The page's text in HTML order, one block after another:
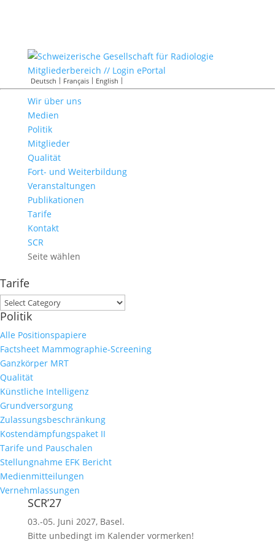
Mitgliederbereich // Login ePortal
Deutsch Français English
Wir über uns
Medien
Politik
Mitglieder
Qualität
Fort- und Weiterbildung
Veranstaltungen
Publikationen
Tarife
Kontakt
SCR
Seite wählen
Tarife
Tarife
Politik
Alle Positionspapiere
Factsheet Mammographie-Screening
Ganzkörper MRT
Qualität
Künstliche Intelligenz
Grundversorgung
Zulassungsbeschränkung
Kostendämpfungspaket II
Tarife und Pauschalen
Stellungnahme EFK Bericht
Medienmitteilungen
Vernehmlassungen
SCR’27
03.-05. Juni 2027, Basel.
Bitte unbedingt im Kalender vormerken!